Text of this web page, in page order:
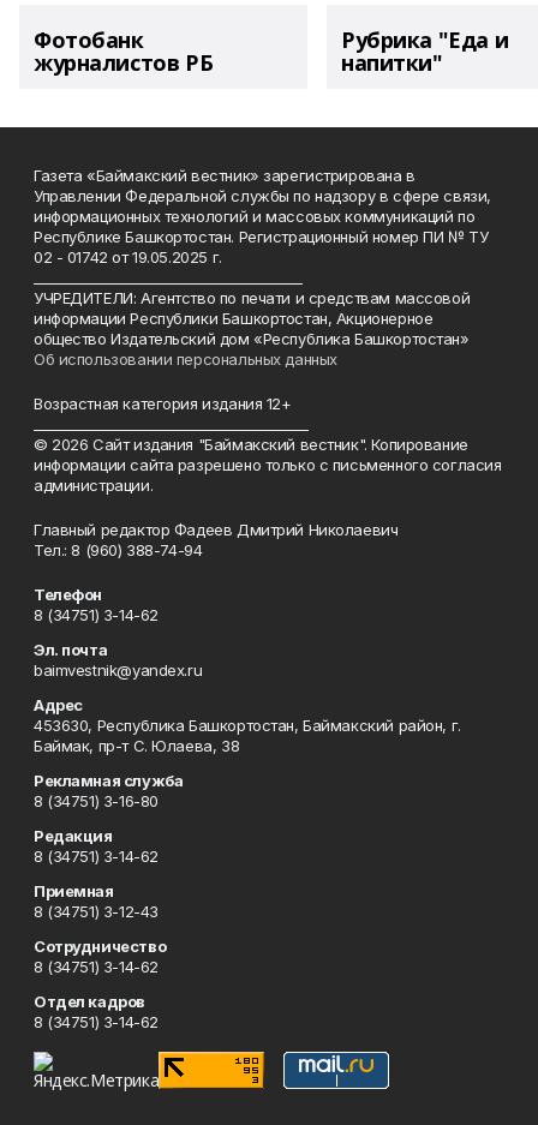
Фотобанк
журналистов РБ
Рубрика "Еда и
напитки"
Газета «Баймакский вестник» зарегистрирована в
Управлении Федеральной службы по надзору в сфере связи,
информационных технологий и массовых коммуникаций по
Республике Башкортостан. Регистрационный номер ПИ № ТУ
02 - 01742 от 19.05.2025 г.
УЧРЕДИТЕЛИ: Агентство по печати и средствам массовой
информации Республики Башкортостан, Акционерное
общество Издательский дом «Республика Башкортостан»
Об использовании персональных данных
Возрастная категория издания 12+
© 2026 Сайт издания "Баймакский вестник". Копирование
информации сайта разрешено только с письменного согласия
администрации.
Главный редактор Фадеев Дмитрий Николаевич
Тел.: 8 (960) 388-74-94
Телефон
8 (34751) 3-14-62
Эл. почта
baimvestnik@yandex.ru
Адрес
453630, Республика Башкортостан, Баймакский район, г.
Баймак, пр-т С. Юлаева, 38
Рекламная служба
8 (34751) 3-16-80
Редакция
8 (34751) 3-14-62
Приемная
8 (34751) 3-12-43
Сотрудничество
8 (34751) 3-14-62
Отдел кадров
8 (34751) 3-14-62